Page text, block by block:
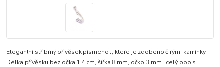
Elegantní stříbrný přívěsek písmeno J, které je zdobeno čirými kamínky.
Délka přívěsku bez očka 1,4 cm, šířka 8 mm, očko 3 mm. celý popis